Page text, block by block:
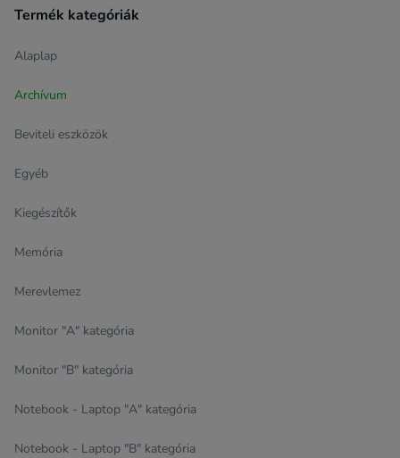
Termék kategóriák
Alaplap
Archívum
Beviteli eszközök
Egyéb
Kiegészítők
Memória
Merevlemez
Monitor "A" kategória
Monitor "B" kategória
Notebook - Laptop "A" kategória
Notebook - Laptop "B" kategória